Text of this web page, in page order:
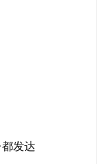
发达